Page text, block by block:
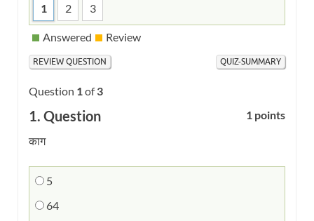
1 2 3
Answered Review
Question 1of3
1. Question
1 points
काग
5
64